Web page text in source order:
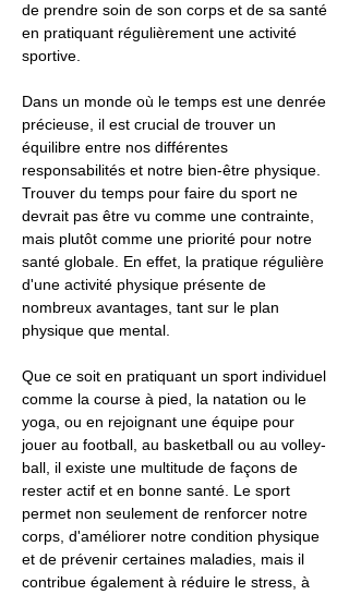
de prendre soin de son corps et de sa santé
en pratiquant régulièrement une activité
sportive.
Dans un monde où le temps est une denrée
précieuse, il est crucial de trouver un
équilibre entre nos différentes
responsabilités et notre bien-être physique.
Trouver du temps pour faire du sport ne
devrait pas être vu comme une contrainte,
mais plutôt comme une priorité pour notre
santé globale. En effet, la pratique régulière
d'une activité physique présente de
nombreux avantages, tant sur le plan
physique que mental.
Que ce soit en pratiquant un sport individuel
comme la course à pied, la natation ou le
yoga, ou en rejoignant une équipe pour
jouer au football, au basketball ou au volley-
ball, il existe une multitude de façons de
rester actif et en bonne santé. Le sport
permet non seulement de renforcer notre
corps, d'améliorer notre condition physique
et de prévenir certaines maladies, mais il
contribue également à réduire le stress, à